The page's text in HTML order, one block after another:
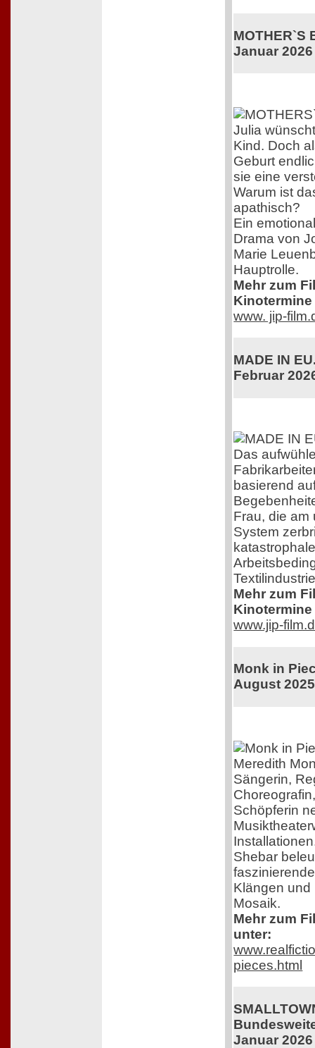
MOTHER`S
Januar 2026
Julia
Kind. Doch
Geburt
sie eine
Warum ist
apathisch?
Ein
Drama von
Marie
Hauptrolle.
Mehr zum
www. jip-
MADE IN
Februar
Das
basierend
Frau, die am
System
Mehr zum
www.jip-
Monk in
August 2025
Meredith
Sängerin,
Schöpferin
Shebar
Klängen und
Mosaik.
Mehr zum
unter:
pieces.html
Januar 2026